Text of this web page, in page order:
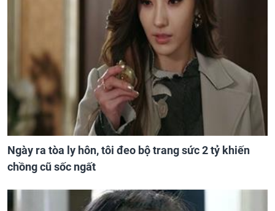
Ngày ra tòa ly hôn, tôi đeo bộ trang sức 2 tỷ khiến
chồng cũ sốc ngất